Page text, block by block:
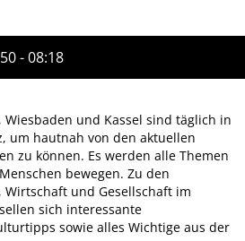
- 08:18
und Kassel sind täglich in
um hautnah von den aktuellen
zu können. Es werden alle Themen
bewegen. Zu den
Wirtschaft und Gesellschaft im
sich interessante
sowie alles Wichtige aus der